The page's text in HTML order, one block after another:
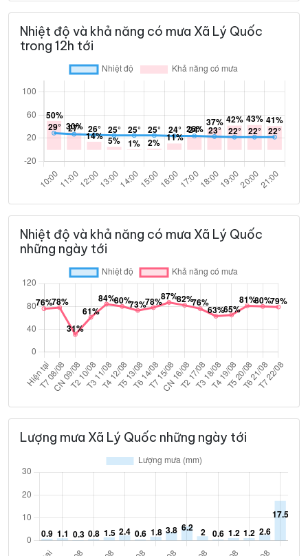
Nhiệt độ và khả năng có mưa Xã Lý Quốc
trong 12h tới
Nhiệt độ và khả năng có mưa Xã Lý Quốc
những ngày tới
Lượng mưa Xã Lý Quốc những ngày tới